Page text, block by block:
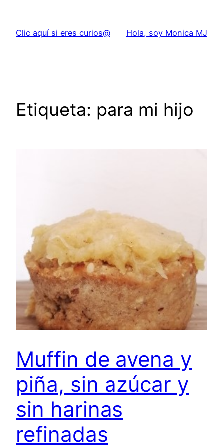
contenido
Clic aquí si eres curios@ Hola, soy Monica MJ
Etiqueta: para mi hijo
Muffin de avena y
piña, sin azúcar y
sin harinas
refinadas